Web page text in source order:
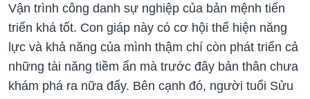
Vận trình công danh sự nghiệp của bản mệnh tiến
triển khá tốt. Con giáp này có cơ hội thể hiện năng
lực và khả năng của mình thậm chí còn phát triển cả
những tài năng tiềm ẩn mà trước đây bản thân chưa
khám phá ra nữa đấy. Bên cạnh đó, người tuổi Sửu